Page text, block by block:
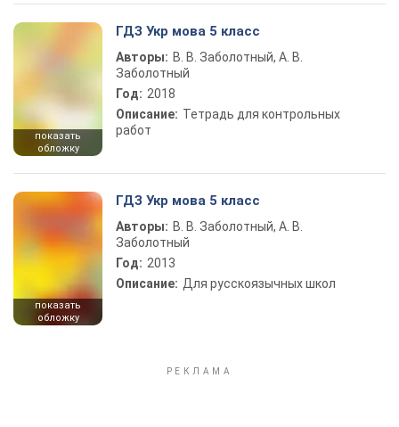
показать
обложку
ГДЗ Укр мова 5 класс
Авторы: В. В. Заболотный, А. В.
Заболотный
Год: 2018
Описание: Тетрадь для контрольных
работ
показать
обложку
ГДЗ Укр мова 5 класс
Авторы: В. В. Заболотный, А. В.
Заболотный
Год: 2013
Описание: Для русскоязычных школ